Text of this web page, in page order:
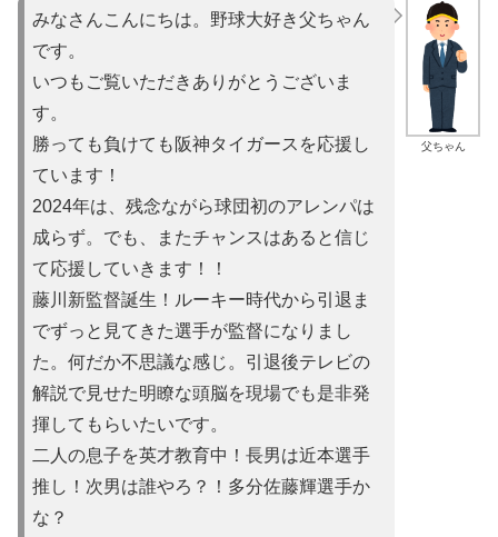
父ちゃん
みなさんこんにちは。野球大好き父ちゃん
です。
いつもご覧いただきありがとうございま
す。
勝っても負けても阪神タイガースを応援し
ています！
2024年は、残念ながら球団初のアレンパは
成らず。でも、またチャンスはあると信じ
て応援していきます！！
藤川新監督誕生！ルーキー時代から引退ま
でずっと見てきた選手が監督になりまし
た。何だか不思議な感じ。引退後テレビの
解説で見せた明瞭な頭脳を現場でも是非発
揮してもらいたいです。
二人の息子を英才教育中！長男は近本選手
推し！次男は誰やろ？！多分佐藤輝選手か
な？